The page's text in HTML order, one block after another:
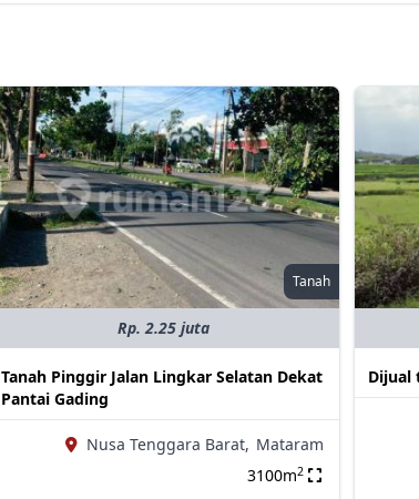
Tanah
Rp. 2.25 juta
Tanah Pinggir Jalan Lingkar Selatan Dekat
Pantai Gading
Nusa Tenggara Barat, Mataram
3100m2
Dijual